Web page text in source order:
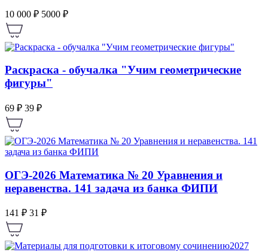
10 000 ₽ 5000 ₽
Раскраска - обучалка "Учим геометрические
фигуры"
69 ₽ 39 ₽
ОГЭ-2026 Математика № 20 Уравнения и
неравенства. 141 задача из банка ФИПИ
141 ₽ 31 ₽